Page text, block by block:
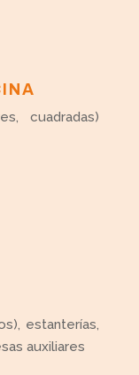
cuadradas)
estanterías,
auxiliares